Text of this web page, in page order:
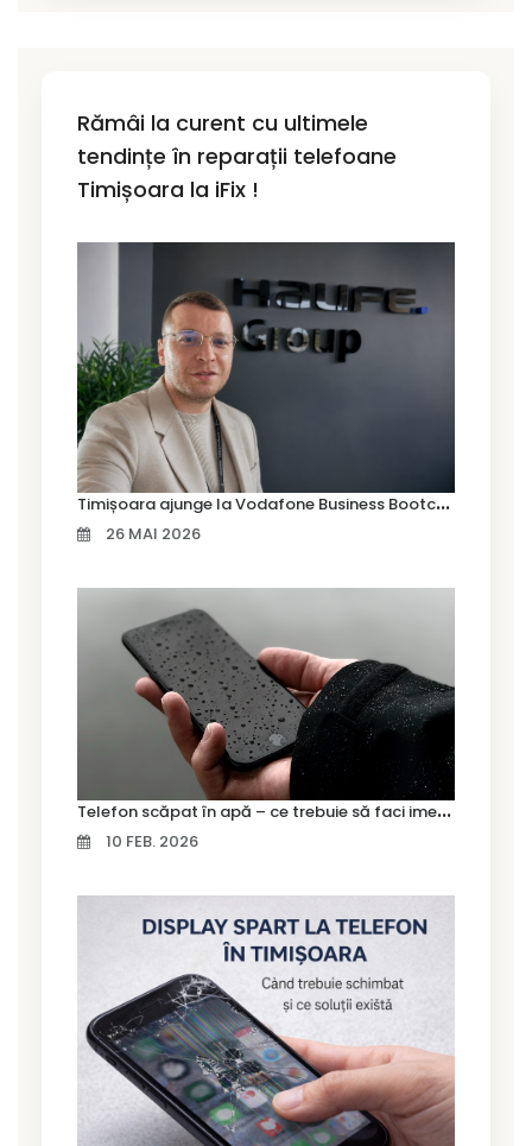
Rămâi la curent cu ultimele
tendințe în reparații telefoane
Timișoara la iFix !
T
imișoara ajunge la Vodafone Business Bootcamp prin Marius Cermian de la Armour România
26 MAI 2026
T
elefon scăpat în apă – ce trebuie să faci imediat și ce greșeli să eviți
10 FEB. 2026